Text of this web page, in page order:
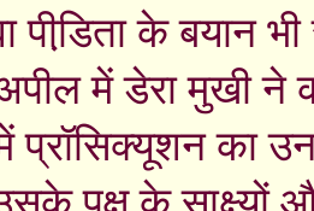
के बयान भी
में डेरा मुखी ने
का